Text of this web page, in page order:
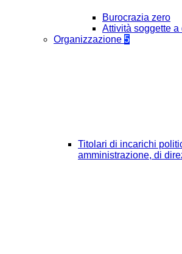
Burocrazia zero
Attività soggette a
Organizzazione 5
Titolari di incarichi
amministrazione, di